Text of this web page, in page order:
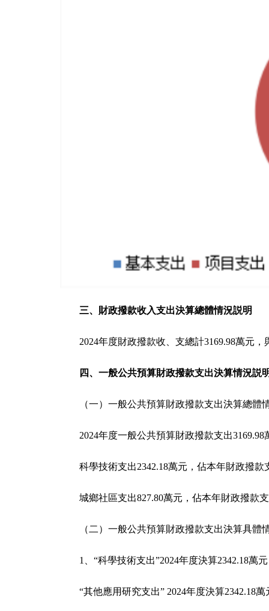
三、財政撥款收入支出決算總體情況説明
2024年度財政撥款收、支總計3169.98萬元
四、一般公共預算財政撥款支出決算情況説
（一）一般公共預算財政撥款支出決算總體
2024年度一般公共預算財政撥款支出
科學技術支出2342.18萬元，佔本年財政撥款
城鄉社區支出827.80萬元，佔本年財政撥款
（二）一般公共預算財政撥款支出決算具體
1、“科學技術支出”2024年度決算2342.18萬
“其他應用研究支出” 2024年度決算2342.18